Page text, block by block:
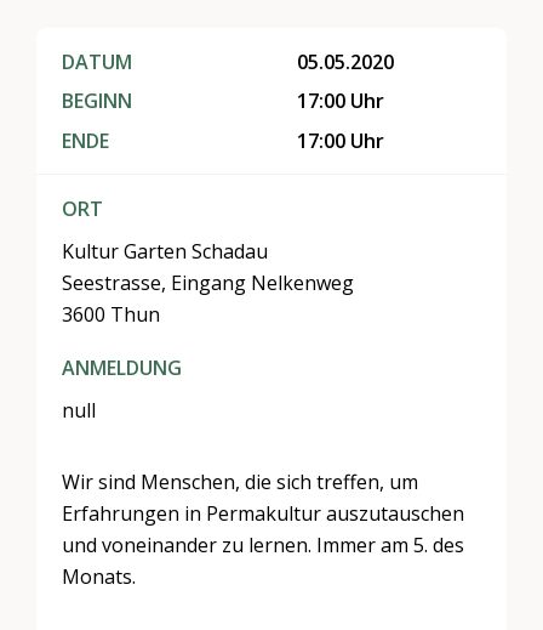
DATUM
BEGINN
ENDE
05.05.2020
17:00 Uhr
17:00 Uhr
ORT
Kultur Garten Schadau
Seestrasse, Eingang Nelkenweg
3600 Thun
ANMELDUNG
null
Wir sind Menschen, die sich treffen, um
Erfahrungen in Permakultur auszutauschen
und voneinander zu lernen. Immer am 5. des
Monats.